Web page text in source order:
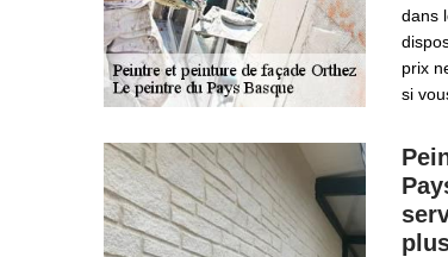
dans
prix
si